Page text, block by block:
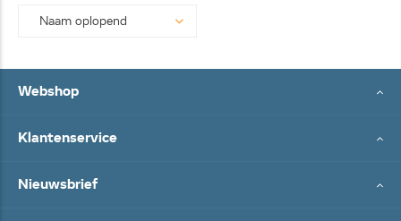
Webshop
Klantenservice
Nieuwsbrief